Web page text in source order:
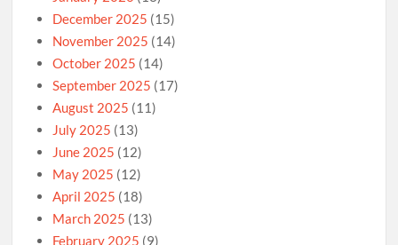
December 2025 (15)
November 2025 (14)
October 2025 (14)
September 2025 (17)
August 2025 (11)
July 2025 (13)
June 2025 (12)
May 2025 (12)
April 2025 (18)
March 2025 (13)
February 2025 (9)